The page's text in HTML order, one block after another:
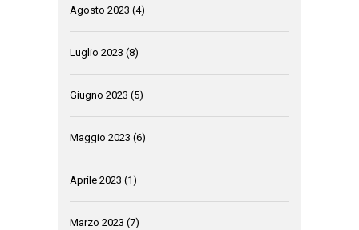
Agosto 2023 (4)
Luglio 2023 (8)
Giugno 2023 (5)
Maggio 2023 (6)
Aprile 2023 (1)
Marzo 2023 (7)